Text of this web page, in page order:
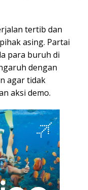
tertib dan
asing. Partai
para buruh di
dengan
agar tidak
aksi demo.